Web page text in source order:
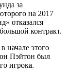
за
на 2017
отказался
контракт.
начале этого
Пэйтон был
игрока.